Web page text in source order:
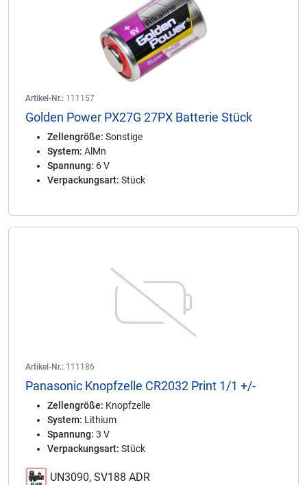
Artikel-Nr.: 111157
Golden Power PX27G 27PX Batterie Stück
Zellengröße: Sonstige
System: AlMn
Spannung: 6 V
Verpackungsart: Stück
Artikel-Nr.: 111186
Panasonic Knopfzelle CR2032 Print 1/1 +/-
Zellengröße: Knopfzelle
System: Lithium
Spannung: 3 V
Verpackungsart: Stück
UN3090, SV188 ADR